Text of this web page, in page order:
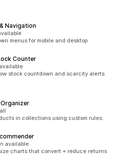
Navigation
menus for mobile and desktop
Counter
stock countdown and scarcity alerts
in collections using custom rules.
available
charts that convert + reduce returns